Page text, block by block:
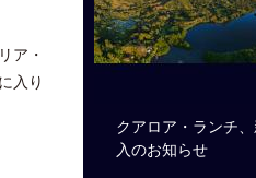
ア・
入り
クアロア・ランチ
入のお知らせ